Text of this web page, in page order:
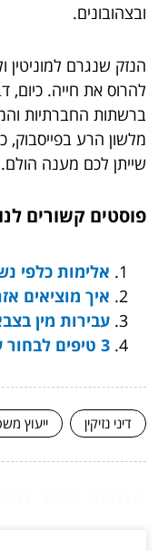
ובצהובונים.
הנזק שנגרם למוניטין
להרוס את חייה. כיום,
ברשתות החברתיות
מלשון הרע בפייסבוק,
שייתן לכם מענה הולם.
פוסטים קשורים
אלימות כלפי
איך מוציאים
עבירות מין
3 טיפים לבחור עורך דין מקרקעין
דיני נזיקין ייעוץ